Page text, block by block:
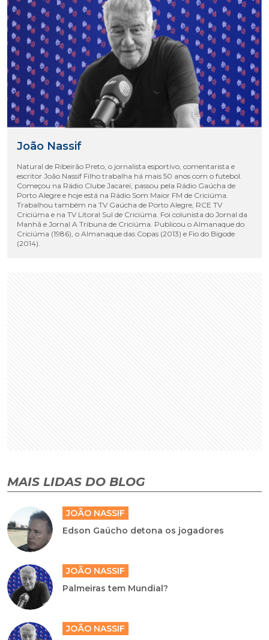
João Nassif
Natural de Ribeirão Preto, o jornalista esportivo, comentarista e
escritor João Nassif Filho trabalha há mais 50 anos com o futebol.
Começou na Rádio Clube Jacareí, passou pela Rádio Gaúcha de
Porto Alegre e hoje está na Rádio Som Maior FM de Criciúma.
Trabalhou também na TV Gaúcha de Porto Alegre, RCE TV
Criciúma e na TV Litoral Sul de Criciúma. Foi colunista do Jornal da
Manhã e Jornal A Tribuna de Criciúma. Publicou o Almanaque do
Criciúma (1986), o Almanaque das Copas (2013) e Fio do Bigode
(2014).
MAIS LIDAS DO BLOG
JOÃO NASSIF
Edson Gaúcho detona os jogadores
JOÃO NASSIF
Palmeiras tem Mundial?
JOÃO NASSIF